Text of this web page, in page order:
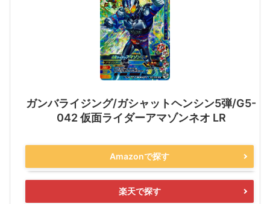
ガンバライジング/ガシャットヘンシン5弾/G5-
042 仮面ライダーアマゾンネオ LR
Amazonで探す
楽天で探す